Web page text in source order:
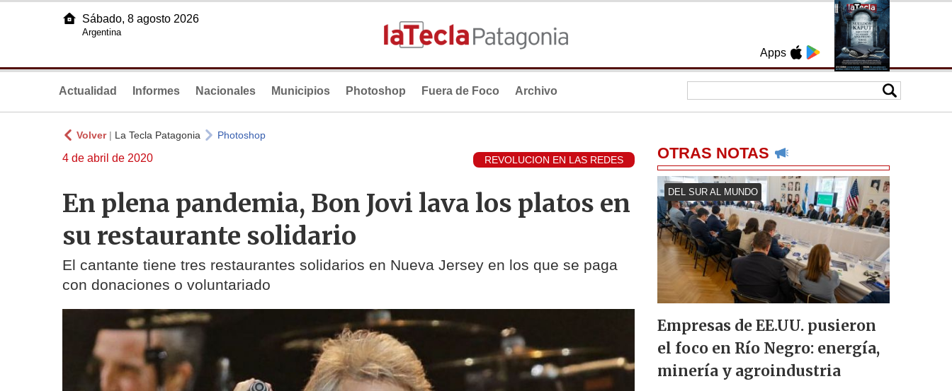
Apps
Sábado, 8 agosto 2026
Argentina
Actualidad Informes Nacionales Municipios Photoshop Fuera de Foco Archivo
Volver| La Tecla Patagonia Photoshop
4 de abril de 2020 REVOLUCION EN LAS REDES
En plena pandemia, Bon Jovi lava los platos en
su restaurante solidario
El cantante tiene tres restaurantes solidarios en Nueva Jersey en los que se paga
con donaciones o voluntariado
OTRAS NOTAS
DEL SUR AL MUNDO
Empresas de EE.UU. pusieron
el foco en Río Negro: energía,
minería y agroindustria